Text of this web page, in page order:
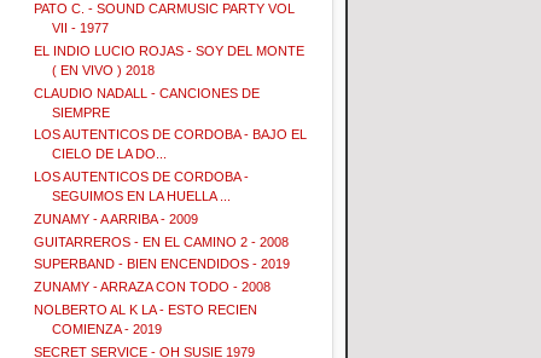
PATO C. - SOUND CARMUSIC PARTY VOL
VII - 1977
EL INDIO LUCIO ROJAS - SOY DEL MONTE
( EN VIVO ) 2018
CLAUDIO NADALL - CANCIONES DE
SIEMPRE
LOS AUTENTICOS DE CORDOBA - BAJO EL
CIELO DE LA DO...
LOS AUTENTICOS DE CORDOBA -
SEGUIMOS EN LA HUELLA ...
ZUNAMY - A ARRIBA - 2009
GUITARREROS - EN EL CAMINO 2 - 2008
SUPERBAND - BIEN ENCENDIDOS - 2019
ZUNAMY - ARRAZA CON TODO - 2008
NOLBERTO AL K LA - ESTO RECIEN
COMIENZA - 2019
SECRET SERVICE - OH SUSIE 1979